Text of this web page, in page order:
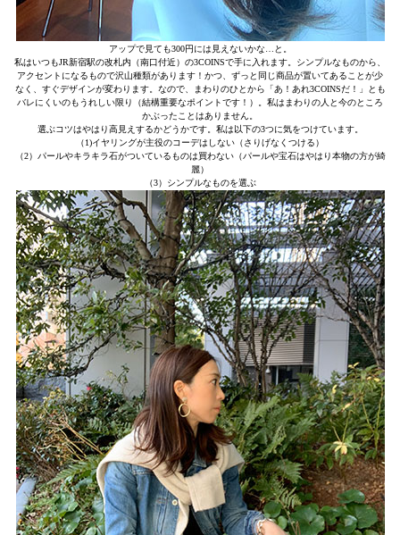
アップで見ても300円には見えないかな…と。
私はいつもJR新宿駅の改札内（南口付近）の3COINSで手に入れます。シンプルなものから、
アクセントになるもので沢山種類があります！かつ、ずっと同じ商品が置いてあることが少
なく、すぐデザインが変わります。なので、まわりのひとから「あ！あれ3COINSだ！」とも
バレにくいのもうれしい限り（結構重要なポイントです！）。私はまわりの人と今のところ
かぶったことはありません。
選ぶコツはやはり高見えするかどうかです。私は以下の3つに気をつけています。
（1)イヤリングが主役のコーデはしない（さりげなくつける）
（2）パールやキラキラ石がついているものは買わない（パールや宝石はやはり本物の方が綺
麗）
（3）シンプルなものを選ぶ